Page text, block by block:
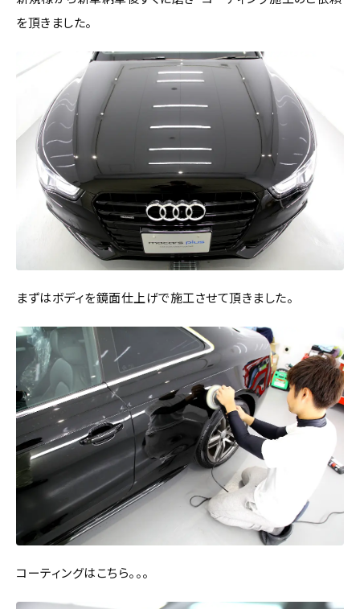
を頂きました。
まずはボディを鏡面仕上げで施工させて頂きました。
コーティングはこちら。。。